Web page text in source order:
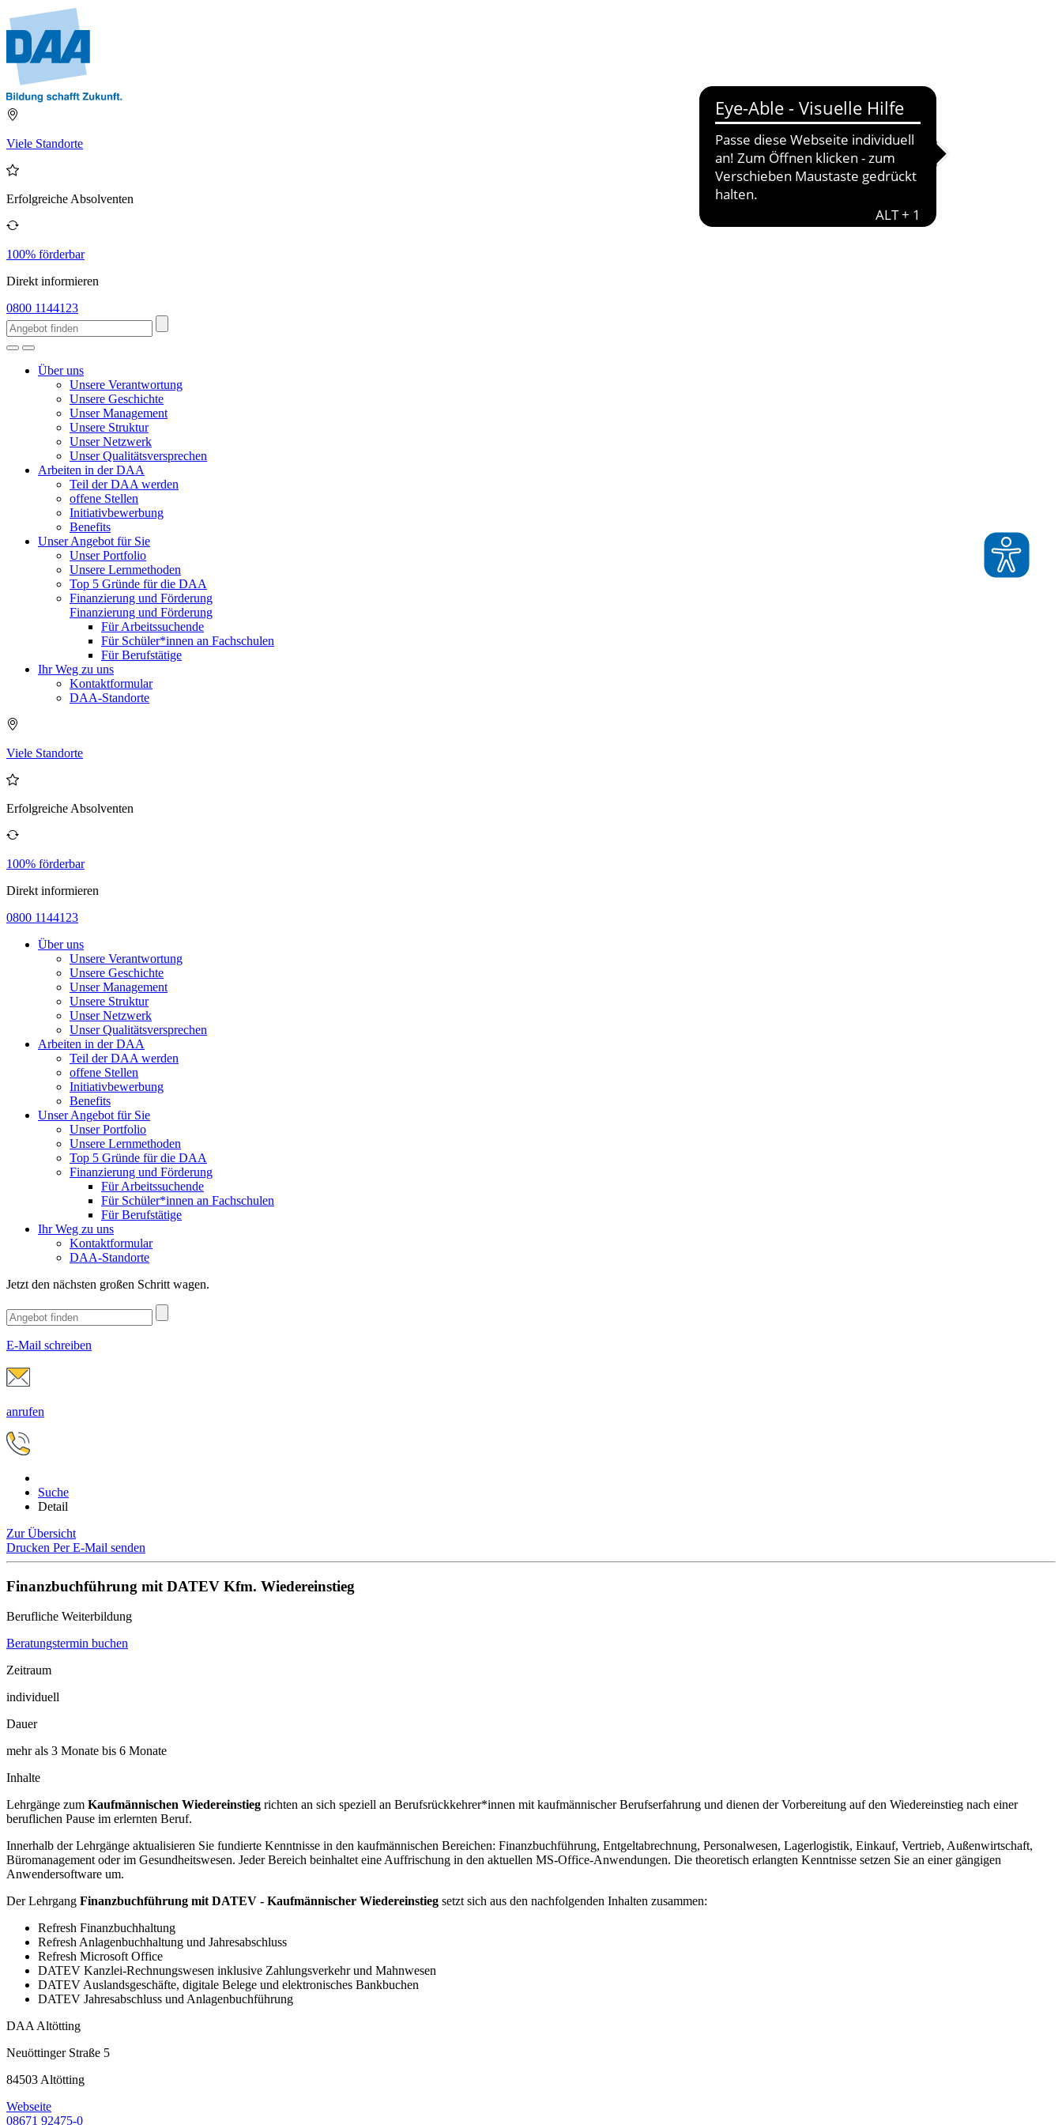
Viele Standorte
Erfolgreiche Absolventen
100% förderbar
Direkt informieren
0800 1144123
Über uns
Unsere Verantwortung
Unsere Geschichte
Unser Management
Unsere Struktur
Unser Netzwerk
Unser Qualitätsversprechen
Arbeiten in der DAA
Teil der DAA werden
offene Stellen
Initiativbewerbung
Benefits
Unser Angebot für Sie
Unser Portfolio
Unsere Lernmethoden
Top 5 Gründe für die DAA
Finanzierung und Förderung
Finanzierung und Förderung
Für Arbeitssuchende
Für Schüler*innen an Fachschulen
Für Berufstätige
Ihr Weg zu uns
Kontaktformular
DAA-Standorte
Viele Standorte
Erfolgreiche Absolventen
100% förderbar
Direkt informieren
0800 1144123
Über uns
Unsere Verantwortung
Unsere Geschichte
Unser Management
Unsere Struktur
Unser Netzwerk
Unser Qualitätsversprechen
Arbeiten in der DAA
Teil der DAA werden
offene Stellen
Initiativbewerbung
Benefits
Unser Angebot für Sie
Unser Portfolio
Unsere Lernmethoden
Top 5 Gründe für die DAA
Finanzierung und Förderung
Für Arbeitssuchende
Für Schüler*innen an Fachschulen
Für Berufstätige
Ihr Weg zu uns
Kontaktformular
DAA-Standorte
Jetzt den nächsten großen Schritt wagen.
E-Mail schreiben
anrufen
Suche
Detail
Zur Übersicht
Drucken Per E-Mail senden
Finanzbuchführung mit DATEV Kfm. Wiedereinstieg
Berufliche Weiterbildung
Beratungstermin buchen
Zeitraum
individuell
Dauer
mehr als 3 Monate bis 6 Monate
Inhalte
Lehrgänge zum Kaufmännischen Wiedereinstieg richten an sich speziell an Berufsrückkehrer*innen mit kaufmännischer Berufserfahrung und dienen der Vorbereitung auf den Wiedereinstieg nach einer
beruflichen Pause im erlernten Beruf.
Innerhalb der Lehrgänge aktualisieren Sie fundierte Kenntnisse in den kaufmännischen Bereichen: Finanzbuchführung, Entgeltabrechnung, Personalwesen, Lagerlogistik, Einkauf, Vertrieb, Außenwirtschaft,
Büromanagement oder im Gesundheitswesen. Jeder Bereich beinhaltet eine Auffrischung in den aktuellen MS-Office-Anwendungen. Die theoretisch erlangten Kenntnisse setzen Sie an einer gängigen
Anwendersoftware um.
Der Lehrgang Finanzbuchführung mit DATEV - Kaufmännischer Wiedereinstieg setzt sich aus den nachfolgenden Inhalten zusammen:
Refresh Finanzbuchhaltung
Refresh Anlagenbuchhaltung und Jahresabschluss
Refresh Microsoft Office
DATEV Kanzlei-Rechnungswesen inklusive Zahlungsverkehr und Mahnwesen
DATEV Auslandsgeschäfte, digitale Belege und elektronisches Bankbuchen
DATEV Jahresabschluss und Anlagenbuchführung
DAA Altötting
Neuöttinger Straße 5
84503 Altötting
Webseite
08671 92475-0